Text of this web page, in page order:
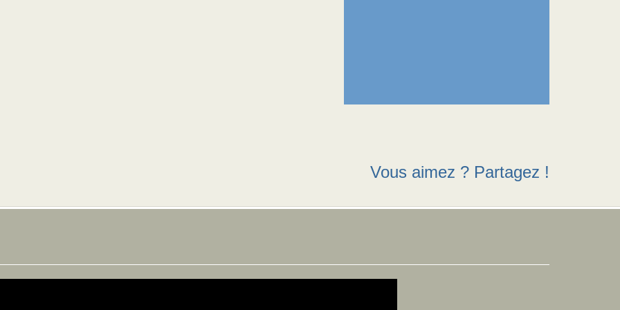
Vous aimez ? Partagez !